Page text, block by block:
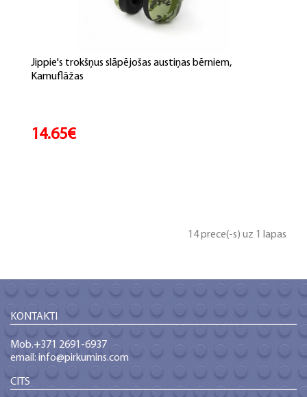
Jippie's trokšņus slāpējošas austiņas bērniem,
Kamuflāžas
14.65€
14 prece(-s) uz 1 lapas
KONTAKTI
Mob.+371 2691-6937
email: info@pirkumins.com
CITS